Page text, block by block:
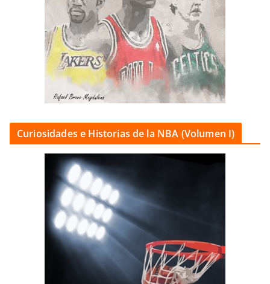
Curiosidades e Historias de la NBA (Volumen I)